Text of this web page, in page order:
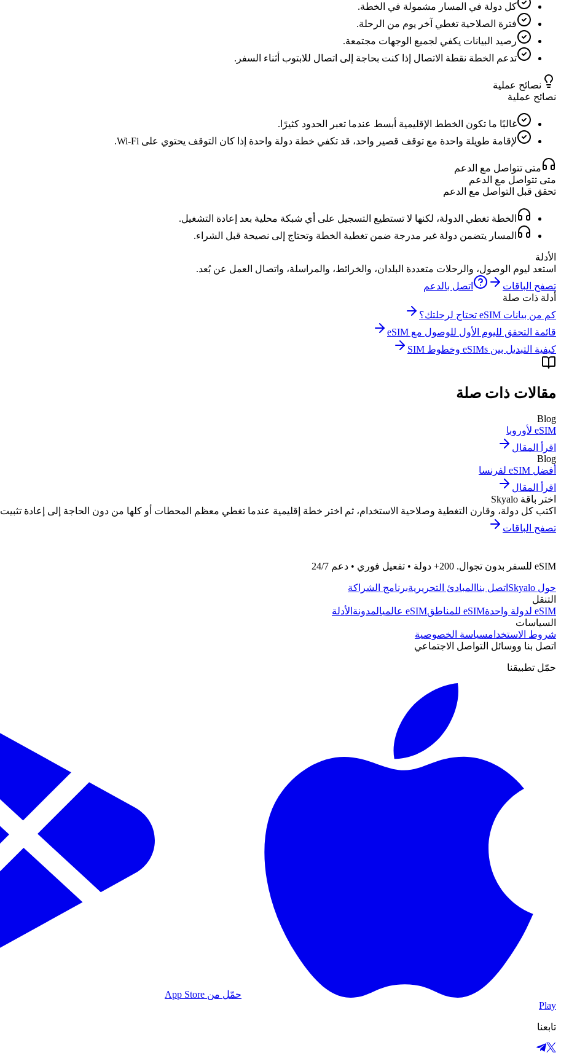
كل دولة في المسار مشمولة في الخطة.
فترة الصلاحية تغطي آخر يوم من الرحلة.
رصيد البيانات يكفي لجميع الوجهات مجتمعة.
تدعم الخطة نقطة الاتصال إذا كنت بحاجة إلى اتصال للابتوب أثناء السفر.
نصائح عملية
نصائح عملية
غالبًا ما تكون الخطط الإقليمية أبسط عندما تعبر الحدود كثيرًا.
لإقامة طويلة واحدة مع توقف قصير واحد، قد تكفي خطة دولة واحدة إذا كان التوقف يحتوي على Wi‑Fi.
متى تتواصل مع الدعم
متى تتواصل مع الدعم
تحقق قبل التواصل مع الدعم
الخطة تغطي الدولة، لكنها لا تستطيع التسجيل على أي شبكة محلية بعد إعادة التشغيل.
المسار يتضمن دولة غير مدرجة ضمن تغطية الخطة وتحتاج إلى نصيحة قبل الشراء.
الأدلة
استعد ليوم الوصول، والرحلات متعددة البلدان، والخرائط، والمراسلة، واتصال العمل عن بُعد.
تصفح الباقات
اتصل بالدعم
أدلة ذات صلة
كم من بيانات eSIM تحتاج لرحلتك؟
قائمة التحقق لليوم الأول للوصول مع eSIM
كيفية التبديل بين eSIMs وخطوط SIM
مقالات ذات صلة
Blog
eSIM لأوروبا
اقرأ المقال
Blog
أفضل eSIM لفرنسا
اقرأ المقال
اختر باقة Skyalo
اكتب كل دولة، وقارن التغطية وصلاحية الاستخدام، ثم اختر خطة إقليمية عندما تغطي معظم المحطات أو كلها من دون الحاجة إلى إعادة تثبيت eSIM.
تصفح الباقات
eSIM للسفر بدون تجوال. 200+ دولة • تفعيل فوري • دعم 24/7
حول Skyalo اتصل بنا المبادئ التحريريةبرنامج الشراكة
التنقل
eSIM لدولة واحدة
eSIM للمناطق eSIM عالمي المدونة الأدلة
السياسات
شروط الاستخدامسياسة الخصوصية
اتصل بنا ووسائل التواصل الاجتماعي
حمّل تطبيقنا
حمّل من App Store
Play
تابعنا